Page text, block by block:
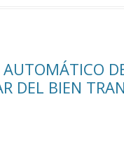
AUTOMÁTICO
DEL BIEN